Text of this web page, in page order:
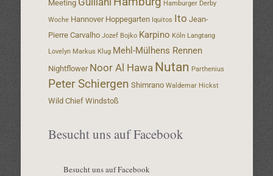
Meeting
Hamburger Derby
Woche Hannover Hoppegarten Iquitos Ito Jean-
Pierre Carvalho Jozef Bojko Karpino Köln Langtang
Lovelyn Markus Klug Mehl-Mülhens Rennen
Nightflower Noor Al Hawa Nutan Parthenius
Peter Schiergen Shimrano Waldemar Hickst
Wild Chief Windstoß
Besucht uns auf Facebook
Besucht uns auf Facebook